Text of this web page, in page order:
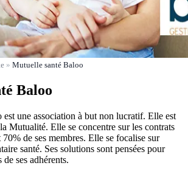
» Mutuelle santé Baloo
Baloo
une association à but non lucratif. Elle est
Mutualité. Elle se concentre sur les contrats
de ses membres. Elle se focalise sur
santé. Ses solutions sont pensées pour
ses adhérents.